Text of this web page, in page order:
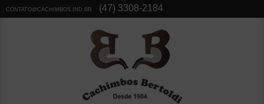
CONTATO@CACHIMBOS.IND.BR (47) 3308-2184